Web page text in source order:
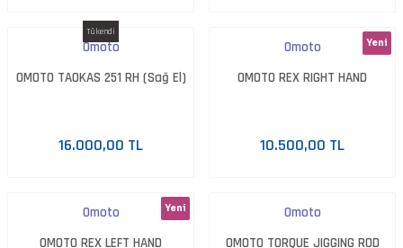
Tükendi
Omoto
OMOTO TAOKAS 251 RH (Sağ El)
16.000,00 TL
Yeni
Omoto
OMOTO REX RIGHT HAND
10.500,00 TL
Yeni
Omoto
OMOTO REX LEFT HAND
Omoto
OMOTO TORQUE JIGGING ROD